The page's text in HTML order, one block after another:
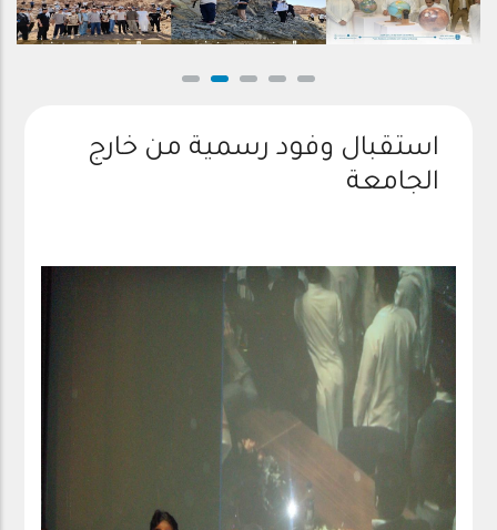
استقبال وفود رسمية من خارج
الجامعة